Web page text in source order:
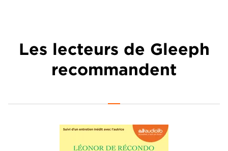
Les lecteurs de Gleeph
recommandent